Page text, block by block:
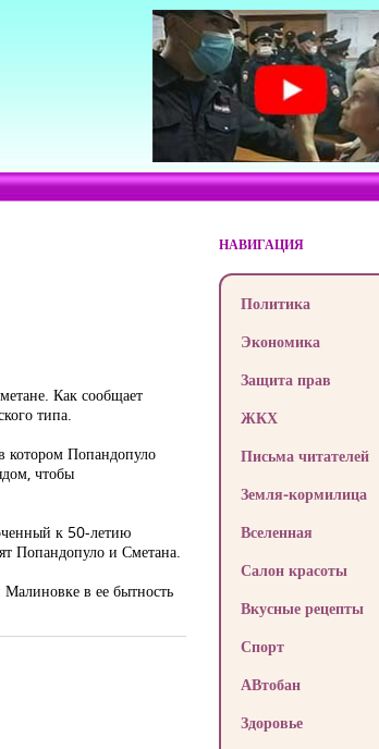
Как сообщает
типа.
котором Попандопуло
чтобы
к 50-летию
Попандопуло и Сметана.
Малиновке в ее бытность
НАВИГАЦИЯ
Политика
Экономика
Защита прав
ЖКХ
Письма читателей
Земля-кормилица
Вселенная
Салон красоты
Вкусные рецепты
Спорт
АВтобан
Здоровье